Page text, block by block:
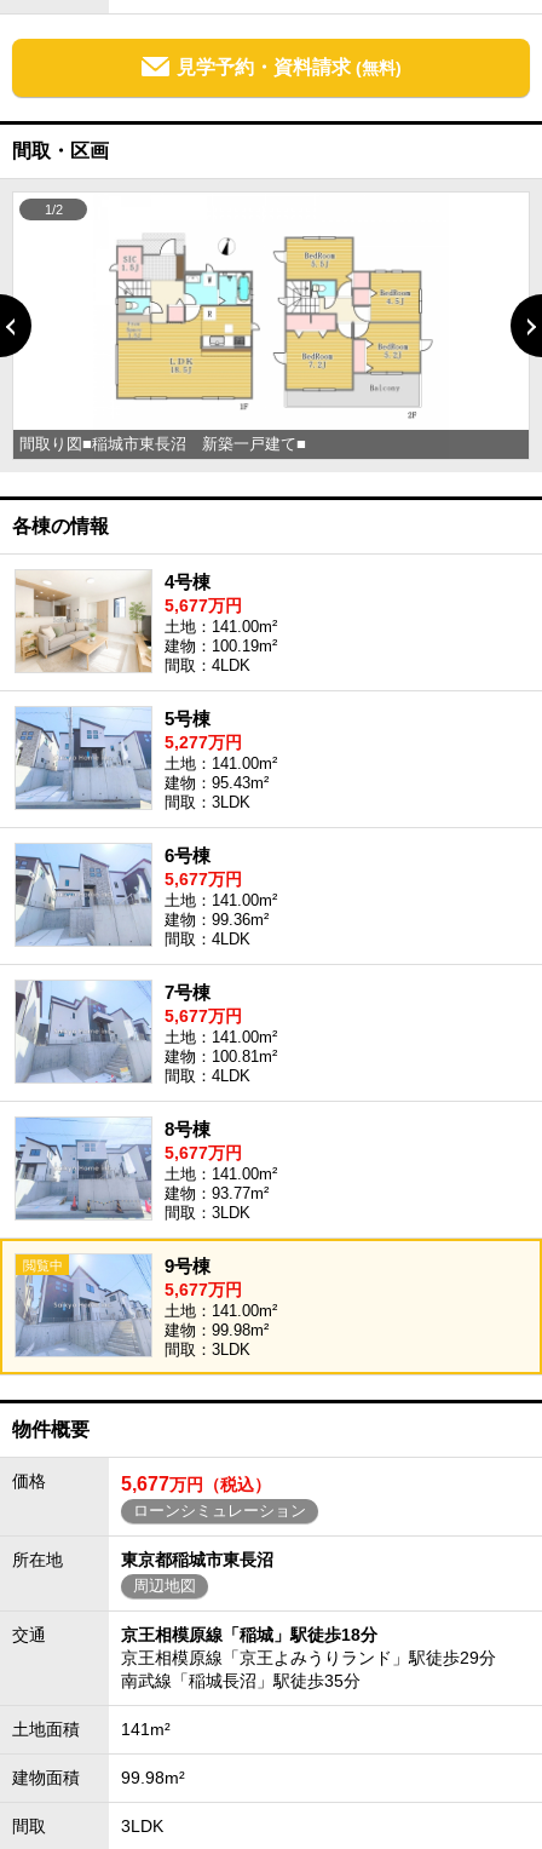
見学予約・資料請求 (無料)
間取・区画
間取り図■稲城市東長沼 新築一戸建て■
1/2
各棟の情報
4号棟
5,677万円
土地：141.00m²
建物：100.19m²
間取：4LDK
5号棟
5,277万円
土地：141.00m²
建物：95.43m²
間取：3LDK
6号棟
5,677万円
土地：141.00m²
建物：99.36m²
間取：4LDK
7号棟
5,677万円
土地：141.00m²
建物：100.81m²
間取：4LDK
8号棟
5,677万円
土地：141.00m²
建物：93.77m²
間取：3LDK
9号棟
5,677万円
土地：141.00m²
建物：99.98m²
間取：3LDK
物件概要
価格 5,677万円（税込）
ローンシミュレーション
所在地 東京都稲城市東長沼
周辺地図
交通
京王相模原線「稲城」駅徒歩18分
京王相模原線「京王よみうりランド」駅徒歩29分
南武線「稲城長沼」駅徒歩35分
土地面積 141m²
建物面積 99.98m²
間取 3LDK